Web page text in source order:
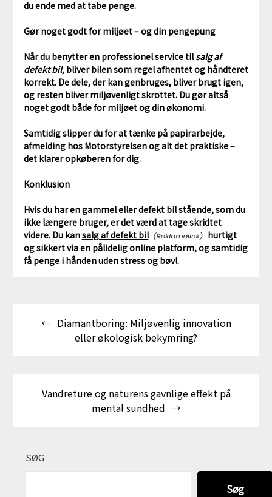
du ende med at tabe penge.
Gør noget godt for miljøet – og din pengepung
Når du benytter en professionel service tilsalg af
defekt bil, bliver bilen som regel afhentet og håndteret
korrekt. De dele, der kan genbruges, bliver brugt igen,
og resten bliver miljøvenligt skrottet. Du gør altså
noget godt både for miljøet og din økonomi.
Samtidig slipper du for at tænke på papirarbejde,
afmelding hos Motorstyrelsen og alt det praktiske –
det klarer opkøberen for dig.
Konklusion
Hvis du har en gammel eller defekt bil stående, som du
ikke længere bruger, er det værd at tage skridtet
videre. Du kansalg af defekt bil
hurtigt
og sikkert via en pålidelig online platform, og samtidig
få penge i hånden uden stress og bøvl.
Diamantboring: Miljøvenlig innovation
eller økologisk bekymring?
Vandreture og naturens gavnlige effekt på
mental sundhed
SØG
Søg